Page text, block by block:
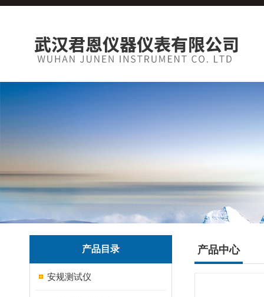
产品目录
安规测试仪
产品中心